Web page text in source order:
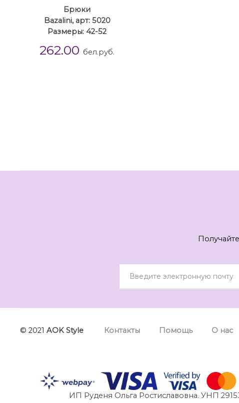
Брюки
Bazalini, арт: 5020
Размеры: 42-52
262.00 бел.руб.
© 2021 AOK Style Контакты Помощь О нас
ИП Руденя Ольга Ростиславовна. УНП